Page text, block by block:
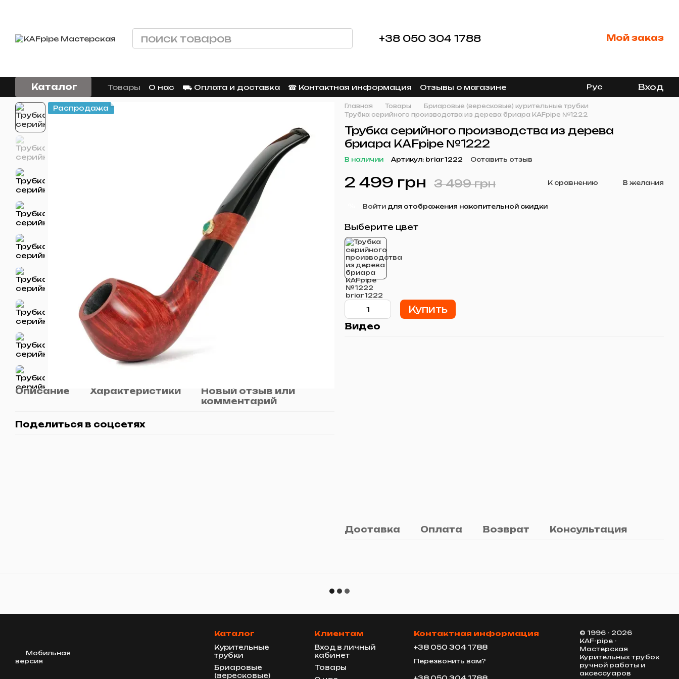
+38 050 304 1788 Мой заказ
Каталог Товары О нас ⛟ Оплата и доставка ☎︎ Контактная информация Отзывы о магазине Рус Вход
Распродажа
Описание Характеристики
Новый отзыв или
комментарий
Поделиться в соцсетях
Главная Товары
Бриаровые (вересковые) курительные трубки
Трубка серийного производства из дерева бриара KAFpipe №1222
Трубка серийного производства из дерева
бриара KAFpipe №1222
В наличии Артикул: briar1222 Оставить отзыв
2 499 грн 3 499 грн К сравнению В желания
Войти для отображения накопительной скидки
Выберите цвет
Купить
Видео
Доставка Оплата Возврат Консультация
Мобильная
версия
Каталог
Курительные
трубки
Бриаровые
(вересковые)
Клиентам
Вход в личный
кабинет
Товары
Контактная информация
+38 050 304 1788
Перезвонить вам?
© 1996 - 2026
KAF-pipe -
Мастерская
Курительных трубок
ручной работы и
аксессуаров